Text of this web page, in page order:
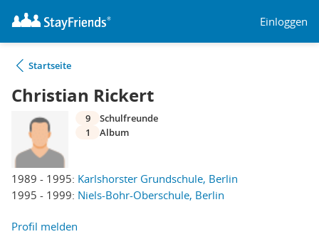
Einloggen
Startseite
Christian Rickert
1989 - 1995: Karlshorster Grundschule, Berlin
1995 - 1999: Niels-Bohr-Oberschule, Berlin
9
Schulfreunde
1
Album
Profil melden